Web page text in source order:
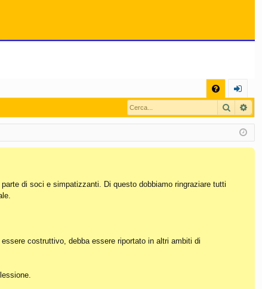
Q
og
in
Cerca
di soci e simpatizzanti. Di questo dobbiamo ringraziare tutti
costruttivo, debba essere riportato in altri ambiti di